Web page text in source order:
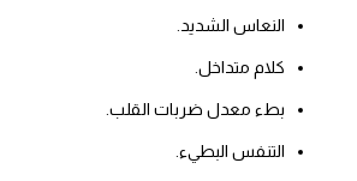
النعاس الشديد.
كلام متداخل.
بطء معدل ضربات القلب.
التنفس البطيء.